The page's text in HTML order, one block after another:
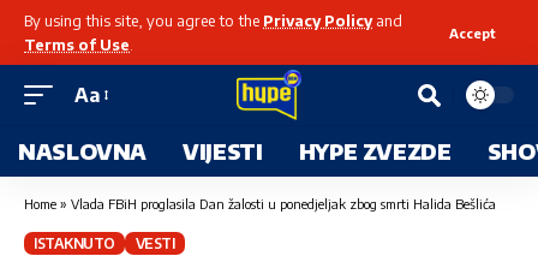
By using this site, you agree to the Privacy Policyand
Terms of Use
Accept
Aa
NASLOVNA VIJESTI HYPE ZVEZDE
Home » Vlada FBiH proglasila Dan žalosti u ponedjeljak zbog smrti Halida Bešlića
ISTAKNUTO VESTI